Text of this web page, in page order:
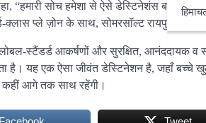
कहा, “हमारी सोच हमेशा से ऐसे डेस्टिनेशंस बनाने
क्लास प्ले ज़ोन के साथ, सोमरसॉल्ट रायपुर हर
स्टैंडर्ड आकर्षणों और सुरक्षित, आनंददायक
है। यह एक ऐसा जीवंत डेस्टिनेशन है, जहाँ
आगे तक साथ रहेंगी।